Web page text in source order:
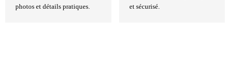
photos et détails pratiques.
et sécurisé.